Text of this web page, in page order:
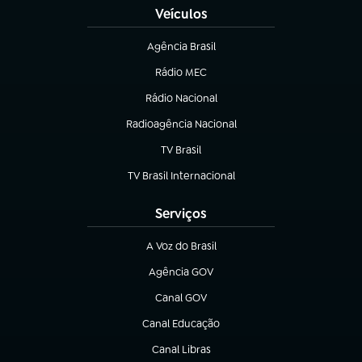
Veículos
Agência Brasil
(abre em nova aba)
Rádio MEC
Rádio Nacional
(abre em nova aba)
Radioagência Nacional
(abre em nova aba)
TV Brasil
(abre em nova aba)
TV Brasil Internacional
(abre em nova aba)
Serviços
A Voz do Brasil
(abre em nova aba)
Agência GOV
(abre em nova aba)
Canal GOV
(abre em nova aba)
Canal Educação
(abre em nova aba)
Canal Libras
(abre em nova aba)